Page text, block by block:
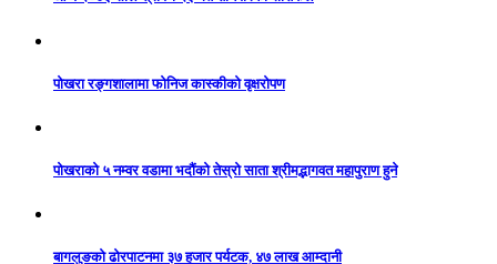
पोखरा रङ्गशालामा फोनिज कास्कीको वृक्षरोपण
पोखराको ५ नम्वर वडामा भदौंको तेस्रो साता श्रीमद्भागवत महापुराण हुने
बागलुङको ढोरपाटनमा ३७ हजार पर्यटक, ४७ लाख आम्दानी